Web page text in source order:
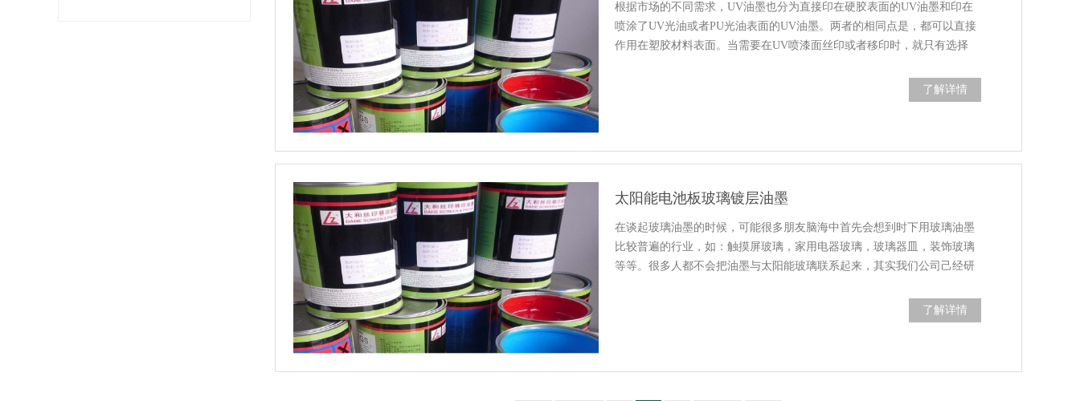
根据市场的不同需求，UV油墨也分为直接印在硬胶表面的UV油墨和印在
喷涂了UV光油或者PU光油表面的UV油墨。两者的相同点是，都可以直接
作用在塑胶材料表面。当需要在UV喷漆面丝印或者移印时，就只有选择
了解详情
太阳能电池板玻璃镀层油墨
在谈起玻璃油墨的时候，可能很多朋友脑海中首先会想到时下用玻璃油墨
比较普遍的行业，如：触摸屏玻璃，家用电器玻璃，玻璃器皿，装饰玻璃
等等。很多人都不会把油墨与太阳能玻璃联系起来，其实我们公司己经研
了解详情